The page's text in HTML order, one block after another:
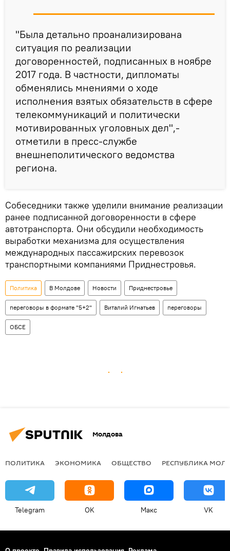
"Была детально проанализирована
ситуация по реализации
договоренностей, подписанных в ноябре
2017 года. В частности, дипломаты
обменялись мнениями о ходе
исполнения взятых обязательств в сфере
телекоммуникаций и политически
мотивированных уголовных дел",-
отметили в пресс-службе
внешнеполитического ведомства
региона.
Собеседники также уделили внимание реализации
ранее подписанной договоренности в сфере
автотранспорта. Они обсудили необходимость
выработки механизма для осуществления
международных пассажирских перевозок
транспортными компаниями Приднестровья.
Политика В Молдове Новости Приднестровье
переговоры в формате "5+2" Виталий Игнатьев переговоры
ОБСЕ
Молдова
ПОЛИТИКА ЭКОНОМИКА ОБЩЕСТВО РЕСПУБЛИКА
Telegram OK Макс VK